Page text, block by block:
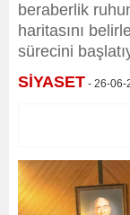
beraberlik
haritasını
sürecini
SİYASET - 26-06-